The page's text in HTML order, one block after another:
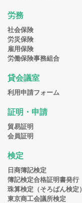
労務
社会保険
労災保険
雇用保険
労働保険事務組合
貸会議室
利用申請フォーム
証明・申請
貿易証明
会員証明
検定
日商簿記検定
簿記検定合格証明書発行
珠算検定（そろばん検定）
東京商工会議所検定